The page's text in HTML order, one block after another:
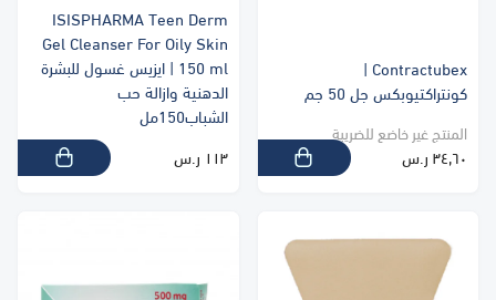
Contractubex |
كونتراكتيوبكس جل 50 جم
المنتج غير خاضع للضريبة
٣٤٫٦٠ ر.س
ISISPHARMA Teen Derm
Gel Cleanser For Oily Skin
150 ml | ايزيس غسول للبشرة
الدهنية وازالة حب
الشباب150مل
١١٣ ر.س